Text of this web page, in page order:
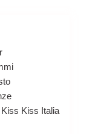
Kiss Italia